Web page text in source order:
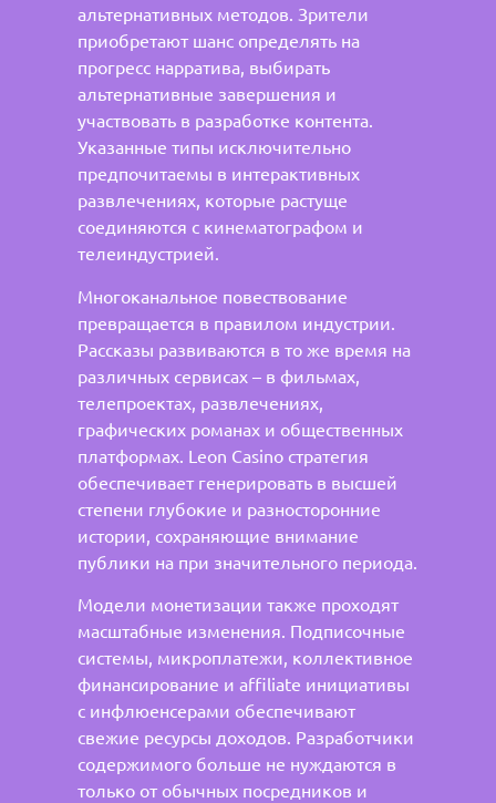
альтернативных методов. Зрители
приобретают шанс определять на
прогресс нарратива, выбирать
альтернативные завершения и
участвовать в разработке контента.
Указанные типы исключительно
предпочитаемы в интерактивных
развлечениях, которые растуще
соединяются с кинематографом и
телеиндустрией.
Многоканальное повествование
превращается в правилом индустрии.
Рассказы развиваются в то же время на
различных сервисах – в фильмах,
телепроектах, развлечениях,
графических романах и общественных
платформах. Leon Casino стратегия
обеспечивает генерировать в высшей
степени глубокие и разносторонние
истории, сохраняющие внимание
публики на при значительного периода.
Модели монетизации также проходят
масштабные изменения. Подписочные
системы, микроплатежи, коллективное
финансирование и affiliate инициативы
с инфлюенсерами обеспечивают
свежие ресурсы доходов. Разработчики
содержимого больше не нуждаются в
только от обычных посредников и